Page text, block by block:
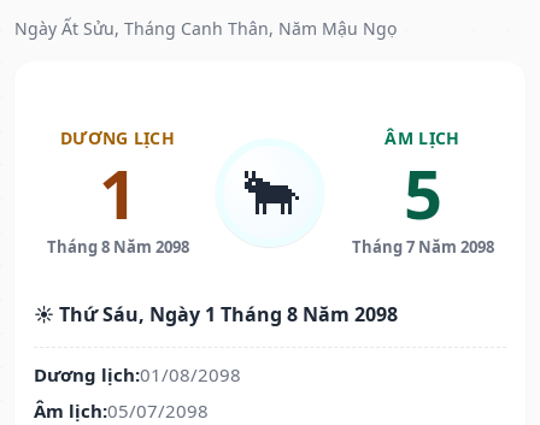
Ngày Ất Sửu, Tháng Canh Thân, Năm Mậu Ngọ
DƯƠNG LỊCH
1
Tháng 8 Năm 2098
🐂
ÂM LỊCH
5
Tháng 7 Năm 2098
☀️ Thứ Sáu, Ngày 1 Tháng 8 Năm 2098
Dương lịch:01/08/2098
Âm lịch:05/07/2098